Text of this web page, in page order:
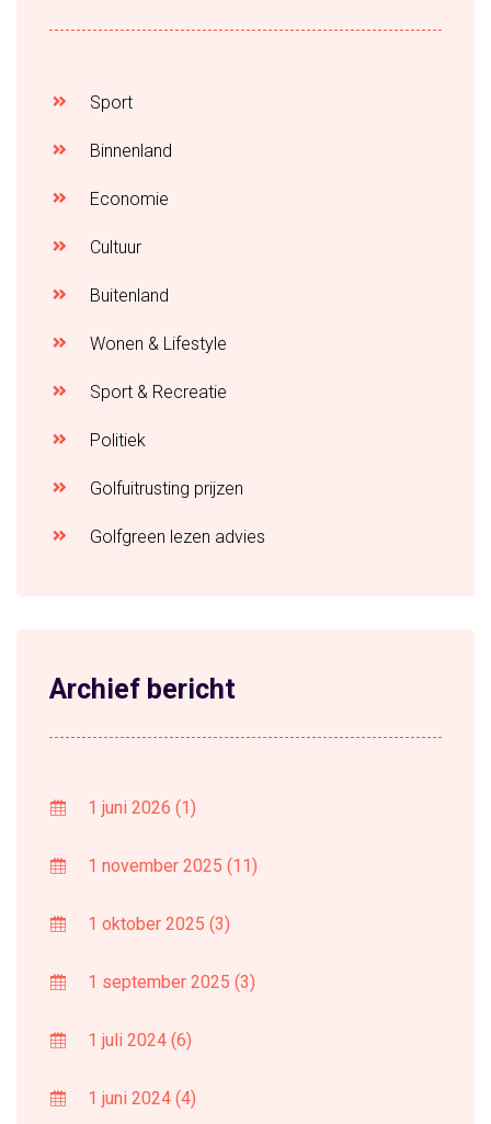
Sport
Binnenland
Economie
Cultuur
Buitenland
Wonen & Lifestyle
Sport & Recreatie
Politiek
Golfuitrusting prijzen
Golfgreen lezen advies
Archief bericht
1 juni 2026 (1)
1 november 2025 (11)
1 oktober 2025 (3)
1 september 2025 (3)
1 juli 2024 (6)
1 juni 2024 (4)